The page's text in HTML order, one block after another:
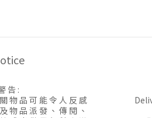
告 :
物 品 可 能 令 人 反 感
物 品 派 發 、 傳 閱 、